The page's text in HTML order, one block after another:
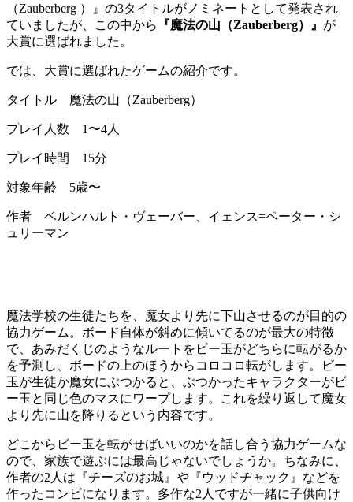
（Zauberberg ）』の3タイトルがノミネートとして発表され
ていましたが、この中から
『魔法の山（Zauberberg）』 が
大賞に選ばれました。
では、大賞に選ばれたゲームの紹介です。
タイトル 魔法の山（Zauberberg）
プレイ人数 1 〜4人
プレイ時間 15分
対象年齢 5歳〜
作者 ベルンハルト・ヴェーバー、イェンス=ペーター・シ
ュリーマン
魔法学校の生徒たちを、魔女より先に下山させるのが目的の
協力ゲーム。ボード自体が斜めに傾いてるのが最大の特徴
で、あみだくじのようなルートをビー玉がどちらに転がるか
を予測し、ボードの上のほうからコロコロ転がします。ビー
玉が生徒か魔女にぶつかると、ぶつかったキャラクターがビ
ー玉と同じ色のマスにワープします。これを繰り返して魔女
より先に山を降りるという内容です。
どこからビー玉を転がせばいいのかを話し合う協力ゲームな
ので、家族で遊ぶには最高じゃないでしょうか。ちなみに、
作者の2人は『チーズのお城』や『ウッドチャック』などを
作ったコンビになります。多作な2人ですが一緒に子供向け